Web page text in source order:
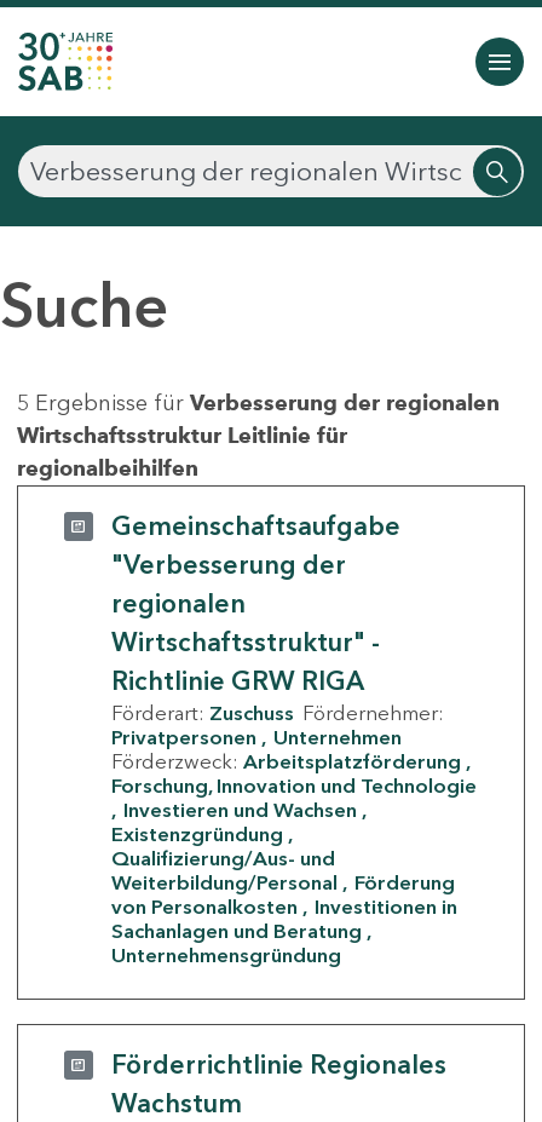
Suche
5 Ergebnisse für Verbesserung der regionalen
Wirtschaftsstruktur Leitlinie für
regionalbeihilfen
Gemeinschaftsaufgabe
"Verbesserung der
regionalen
Wirtschaftsstruktur" -
Richtlinie GRW RIGA
Förderart: Zuschuss Fördernehmer:
Privatpersonen
Unternehmen
Förderzweck: Arbeitsplatzförderung
Forschung, Innovation und Technologie
Investieren und Wachsen
Existenzgründung
Qualifizierung/Aus- und
Weiterbildung/Personal
Förderung
von Personalkosten
Investitionen in
Sachanlagen und Beratung
Unternehmensgründung
Förderrichtlinie Regionales
Wachstum